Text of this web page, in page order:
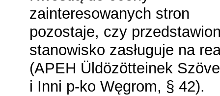
zainteresowanych stron
pozostaje, czy
stanowisko zasługuje na
(APEH Üldözötteinek
i Inni p-ko Węgrom, § 42).